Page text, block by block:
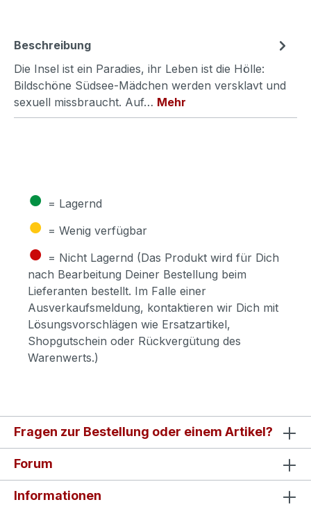
Beschreibung
Die Insel ist ein Paradies, ihr Leben ist die Hölle:
Bildschöne Südsee-Mädchen werden versklavt und
sexuell missbraucht. Auf… Mehr
● = Lagernd
● = Wenig verfügbar
● = Nicht Lagernd (Das Produkt wird für Dich
nach Bearbeitung Deiner Bestellung beim
Lieferanten bestellt. Im Falle einer
Ausverkaufsmeldung, kontaktieren wir Dich mit
Lösungsvorschlägen wie Ersatzartikel,
Shopgutschein oder Rückvergütung des
Warenwerts.)
Fragen zur Bestellung oder einem Artikel?
Forum
Informationen